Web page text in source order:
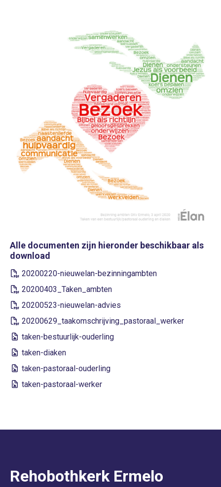
Alle documenten zijn hieronder beschikbaar als
download
20200220-nieuwelan-bezinningambten
20200403_Taken_ambten
20200523-nieuwelan-advies
20200629_taakomschrijving_pastoraal_werker
taken-bestuurlijk-ouderling
taken-diaken
taken-pastoraal-ouderling
taken-pastoraal-werker
Rehobothkerk Ermelo